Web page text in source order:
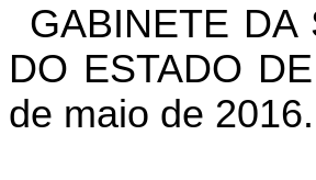
GABINETE DA
DO ESTADO
de maio de 2016.